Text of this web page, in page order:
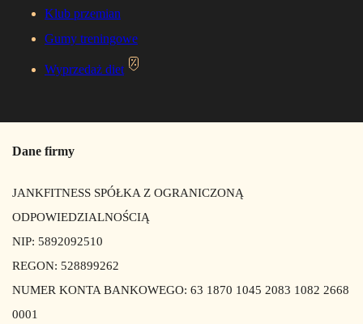
Klub przemian
Gumy treningowe
Wyprzedaż diet
Dane firmy
JANKFITNESS SPÓŁKA Z OGRANICZONĄ
ODPOWIEDZIALNOŚCIĄ
NIP: 5892092510
REGON: 528899262
NUMER KONTA BANKOWEGO: 63 1870 1045 2083 1082 2668
0001